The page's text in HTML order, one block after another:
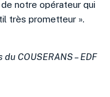
notre opérateur qui
très prometteur ».
COUSERANS – EDF